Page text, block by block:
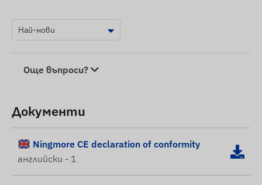
Още въпроси?
Документи
Ningmore CE declaration of conformity
английски - 1